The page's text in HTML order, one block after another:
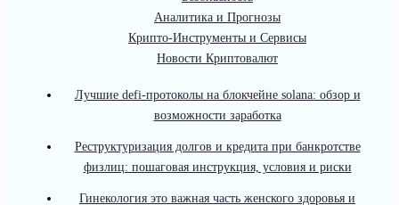
Аналитика и Прогнозы
Крипто-Инструменты и Сервисы
Новости Криптовалют
Лучшие defi-протоколы на блокчейне solana: обзор и
возможности заработка
Реструктуризация долгов и кредита при банкротстве
физлиц: пошаговая инструкция, условия и риски
Гинекология это важная часть женского здоровья и